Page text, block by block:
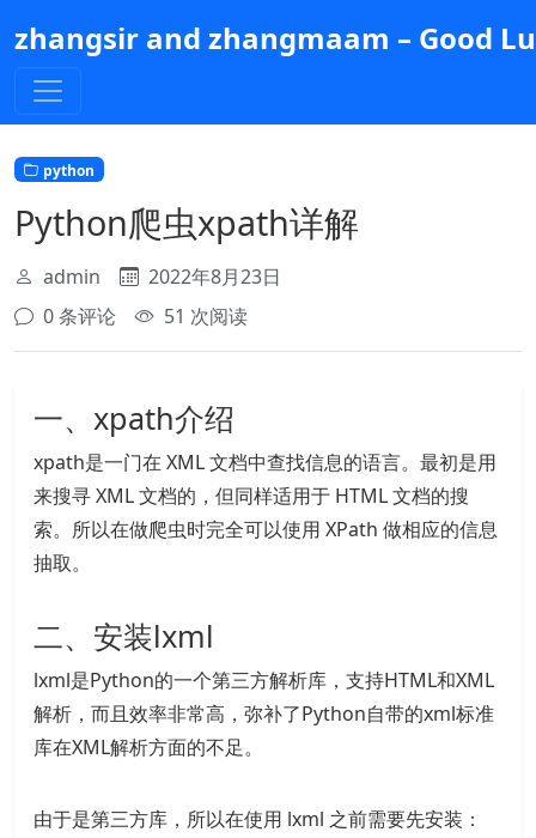
到
主
内
容
zhangsir and zhangmaam – Good
python
Python爬虫xpath详解
admin
2022年8月23日
0 条评论
51 次阅读
一、xpath介绍
xpath是一门在 XML 文档中查找信息的语言。最初是用
来搜寻 XML 文档的，但同样适用于 HTML 文档的搜
索。所以在做爬虫时完全可以使用 XPath 做相应的信息
抽取。
二、安装lxml
lxml是Python的一个第三方解析库，支持HTML和XML
解析，而且效率非常高，弥补了Python自带的xml标准
库在XML解析方面的不足。
由于是第三方库，所以在使用 lxml 之前需要先安装：